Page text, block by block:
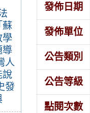
蘇
學
導
人
說
發
發佈日期
發佈單位
公告類別
公告等級
點閱次數